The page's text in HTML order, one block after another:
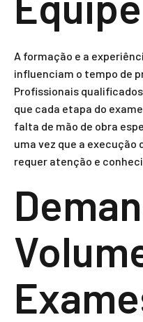
A formação e a
influenciam o tempo de
Profissionais
que cada etapa do
falta de mão de obra
uma vez que a
requer atenção e